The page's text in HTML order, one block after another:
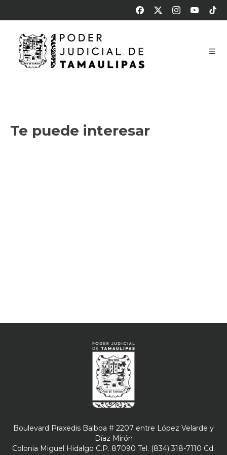
Sesión de pleno – 14 de abril 2026
Te puede interesar
Boulevard Praxedis Balboa # 2207 entre López Velarde y
Díaz Mirón
Colonia Miguel Hidalgo C.P. 87090 Tel. (834) 318-7110 Cd.